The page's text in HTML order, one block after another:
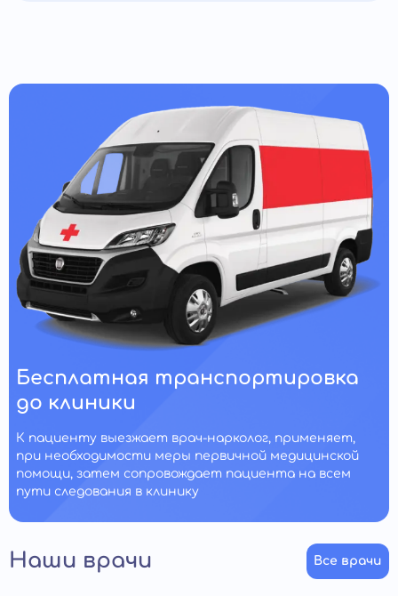
Бесплатная транспортировка
до клиники
К пациенту выезжает врач-нарколог, применяет,
при необходимости меры первичной медицинской
помощи, затем сопровождает пациента на всем
пути следования в клинику
Наши врачи Все врачи